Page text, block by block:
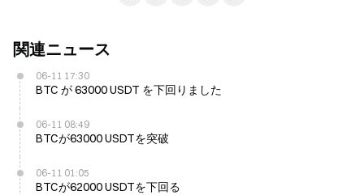
関連ニュース
06-11 17:30
BTC が 63000 USDT を下回りました
06-11 08:49
BTCが63000 USDTを突破
06-11 01:05
BTCが62000 USDTを下回る